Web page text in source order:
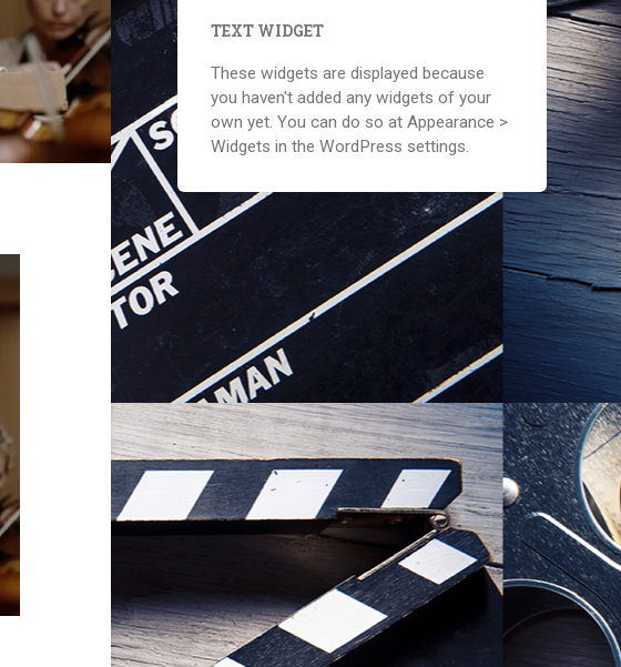
TEXT WIDGET
These widgets are displayed because
you haven't added any widgets of your
own yet. You can do so at Appearance >
Widgets in the WordPress settings.